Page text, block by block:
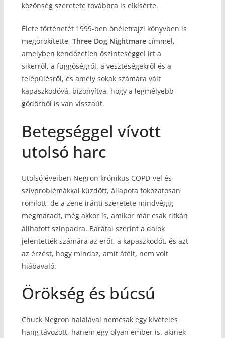
közönség szeretete továbbra is elkísérte.
Élete történetét 1999-ben önéletrajzi könyvben is
megörökítette, Three Dog Nightmarecímmel,
amelyben kendőzetlen őszinteséggel írt a
sikerről, a függőségről, a veszteségekről és a
felépülésről, és amely sokak számára vált
kapaszkodóvá, bizonyítva, hogy a legmélyebb
gödörből is van visszaút.
Betegséggel vívott
utolsó harc
Utolsó éveiben Negron krónikus COPD-vel és
szívproblémákkal küzdött, állapota fokozatosan
romlott, de a zene iránti szeretete mindvégig
megmaradt, még akkor is, amikor már csak ritkán
állhatott színpadra. Barátai szerint a dalok
jelentették számára az erőt, a kapaszkodót, és azt
az érzést, hogy mindaz, amit átélt, nem volt
hiábavaló.
Örökség és búcsú
Chuck Negron halálával nemcsak egy kivételes
hang távozott, hanem egy olyan ember is, akinek